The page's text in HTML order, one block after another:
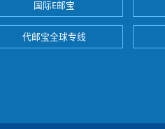
国际E邮宝
代邮宝全球专线